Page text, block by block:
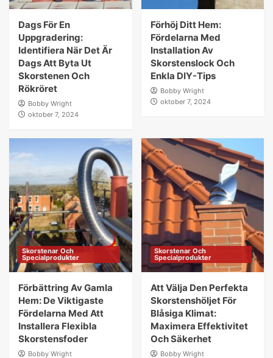
Dags För En
Uppgradering:
Identifiera När Det Är
Dags Att Byta Ut
Skorstenen Och
Rökröret
Bobby Wright
oktober 7, 2024
Förhöj Ditt Hem:
Fördelarna Med
Installation Av
Skorstenslock Och
Enkla DIY-Tips
Bobby Wright
oktober 7, 2024
Skorstenar Och
Specialprodukter
Förbättring Av Gamla
Hem: De Viktigaste
Fördelarna Med Att
Installera Flexibla
Skorstensfoder
Bobby Wright
Skorstenar Och
Specialprodukter
Att Välja Den Perfekta
Skorstenshöljet För
Blåsiga Klimat:
Maximera Effektivitet
Och Säkerhet
Bobby Wright